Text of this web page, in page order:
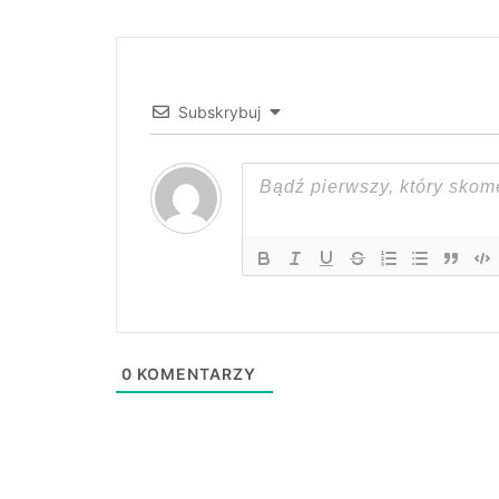
Subskrybuj
0 KOMENTARZY